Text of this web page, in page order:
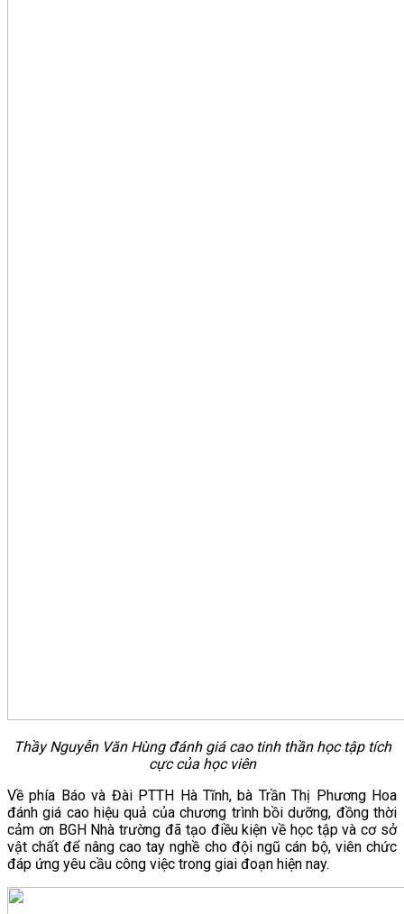
Thầy Nguyễn Văn Hùng đánh giá cao tinh thần học tập tích
cực của học viên
Về phía Báo và Đài PTTH Hà Tĩnh, bà Trần Thị Phương Hoa
đánh giá cao hiệu quả của chương trình bồi dưỡng, đồng thời
cảm ơn BGH Nhà trường đã tạo điều kiện về học tập và cơ sở
vật chất để nâng cao tay nghề cho đội ngũ cán bộ, viên chức
đáp ứng yêu cầu công việc trong giai đoạn hiện nay.